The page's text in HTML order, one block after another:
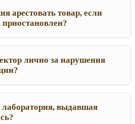
арестовать товар, если
лично за нарушения
лаборатория, выдавшая